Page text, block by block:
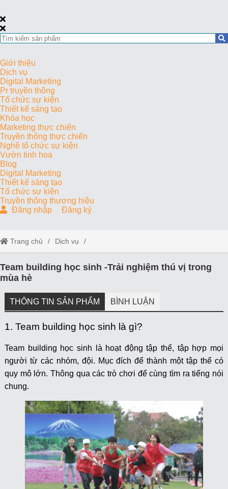
Giới thiệu
Dịch vụ
Digital Marketing
Pr truyền thông
Tổ chức sự kiện
Thiết kế sáng tạo
Khóa học
Marketing thực chiến
Truyền thông thực chiến
Nghề tổ chức sự kiện
Vườn tinh hoa
Blog
Digital Marketing
Thiết kế sáng tạo
Tổ chức sự kiện
Truyền thông thương hiệu
Đăng nhập
Đăng ký
Trang chủ Dịch vụ
Team building học sinh -Trải nghiệm thú vị trong mùa hè
Team building học sinh -Trải nghiệm thú vị trong
mùa hè
THÔNG TIN SẢN PHẨM BÌNH LUẬN
1. Team building học sinh là gì?
Team building học sinh là hoạt động tập thể, tập hợp mọi
người từ các nhóm, đội. Mục đích để thành một tập thể có
quy mô lớn. Thông qua các trò chơi để cùng tìm ra tiếng nói
chung.